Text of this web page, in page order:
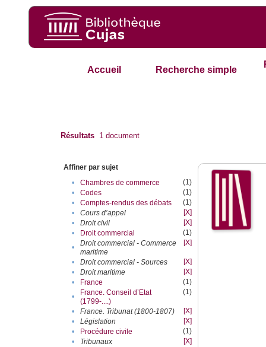
Accueil Recherche simple
Résultats 1 document
Affiner par sujet
•
Chambres de commerce
(1)
•
Codes
(1)
•
Comptes-rendus des débats
(1)
•
Cours d’appel
[X]
•
Droit civil
[X]
•
Droit commercial
(1)
•
Droit commercial - Commerce
maritime
[X]
• Droit commercial - Sources
[X]
•
Droit maritime
[X]
•
France
(1)
•
France. Conseil d’Etat
(1799-....)
(1)
• France. Tribunat (1800-1807)
[X]
•
Législation
[X]
•
Procédure civile
(1)
•
Tribunaux
[X]